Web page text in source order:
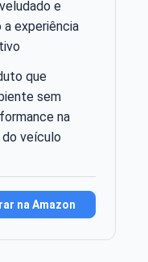
e
experiência
que
sem
na
veículo
na Amazon